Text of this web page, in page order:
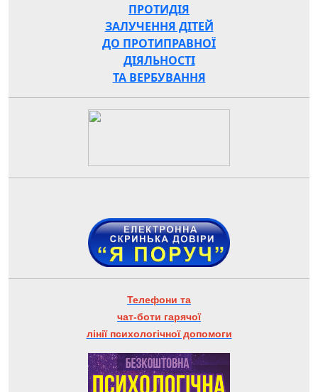
ПРОТИДІЯ
ЗАЛУЧЕННЯ ДІТЕЙ
ДО ПРОТИПРАВНОЇ
ДІЯЛЬНОСТІ
ТА ВЕРБУВАННЯ
Телефони та
чат-боти гарячої
лінії психологічної допомоги